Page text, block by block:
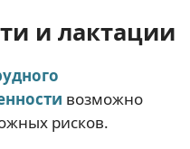
и лактации
возможно
рисков.